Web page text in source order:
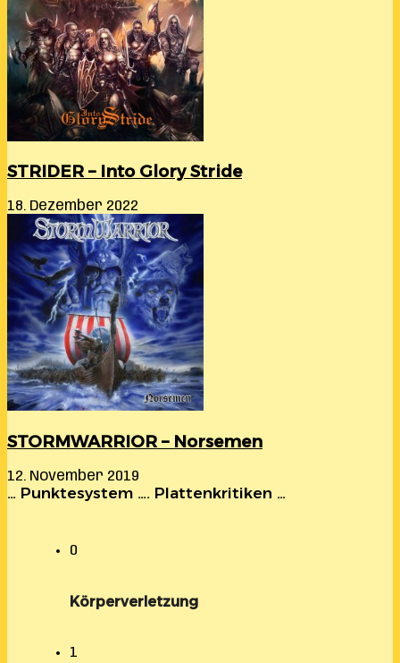
STRIDER – Into Glory Stride
18. Dezember 2022
STORMWARRIOR – Norsemen
12. November 2019
… Punktesystem …. Plattenkritiken …
0
Körperverletzung
1